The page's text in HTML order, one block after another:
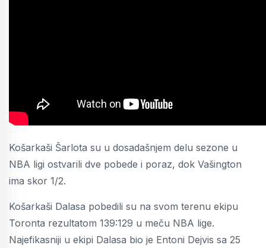
Košarkaši Šarlota su u dosadašnjem delu sezone u
NBA ligi ostvarili dve pobede i poraz, dok Vašington
ima skor 1/2.
Košarkaši Dalasa pobedili su na svom terenu ekipu
Toronta rezultatom 139:129 u meču NBA lige.
Najefikasniji u ekipi Dalasa bio je Entoni Dejvis sa 25